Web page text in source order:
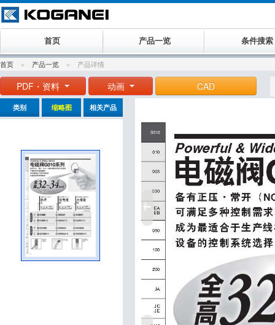
首页 产品一览 条件搜索
首页 产品一览 产品详情
PDF・资料 动画 CAD
类别 缩略图 相关产品